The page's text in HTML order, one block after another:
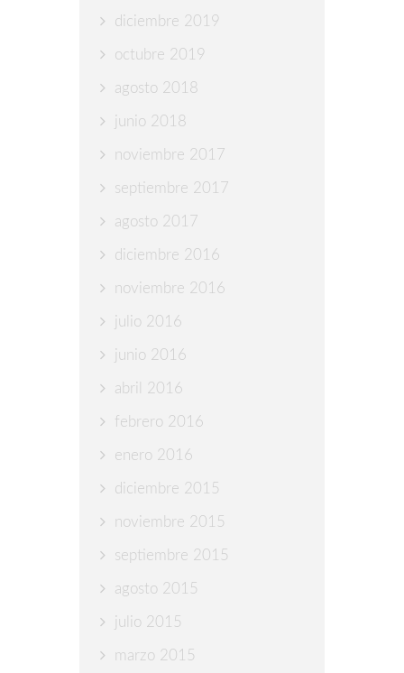
diciembre 2019
octubre 2019
agosto 2018
junio 2018
noviembre 2017
septiembre 2017
agosto 2017
diciembre 2016
noviembre 2016
julio 2016
junio 2016
abril 2016
febrero 2016
enero 2016
diciembre 2015
noviembre 2015
septiembre 2015
agosto 2015
julio 2015
marzo 2015